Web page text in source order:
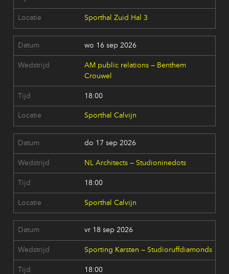
Sporthal Zuid Hal 3
wo 16 sep 2026
AM public relations — Benthem
Crouwel
18:00
Sporthal Calvijn
do 17 sep 2026
NL Architects — Studioninedots
18:00
Sporthal Calvijn
vr 18 sep 2026
Sporting Karsten — Studioruffdiamonds
18:00